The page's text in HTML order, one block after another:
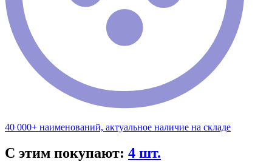
40 000+ наименований, актуальное наличие на складе
С этим покупают: 4 шт.